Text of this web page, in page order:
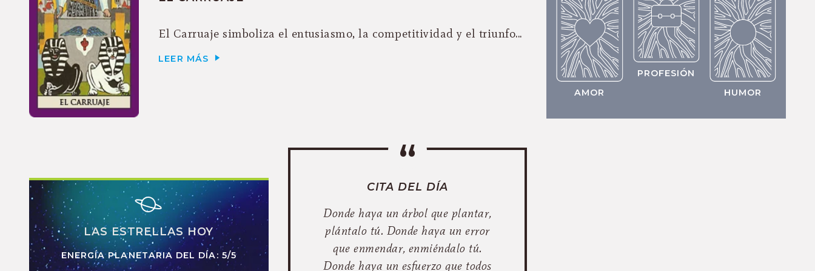
El Carruaje simboliza el entusiasmo, la competitividad y el triunfo...
LEER MÁS
AMOR
PROFESIÓN
HUMOR
LAS ESTRELLAS HOY
ENERGÍA PLANETARIA DEL DÍA: 5/5
CITA DEL DÍA
Donde haya un árbol que plantar,
plántalo tú. Donde haya un error
que enmendar, enmiéndalo tú.
Donde haya un esfuerzo que todos